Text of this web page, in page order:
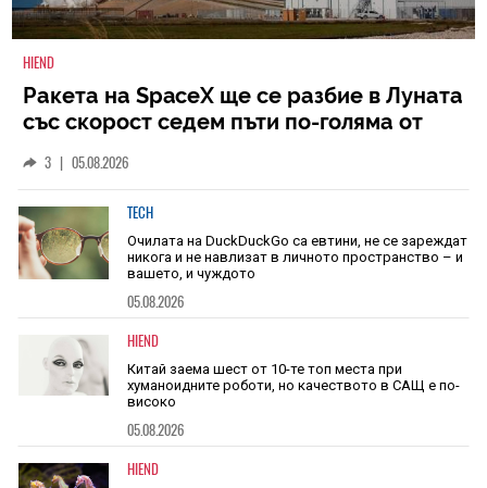
HIEND
Ракета на SpaceX ще се разбие в Луната
със скорост седем пъти по-голяма от
3 05.08.2026
TECH
Очилата на DuckDuckGo са евтини, не се зареждат
никога и не навлизат в личното пространство – и
вашето, и чуждото
05.08.2026
HIEND
Китай заема шест от 10-те топ места при
хуманоидните роботи, но качеството в САЩ е по-
високо
05.08.2026
HIEND